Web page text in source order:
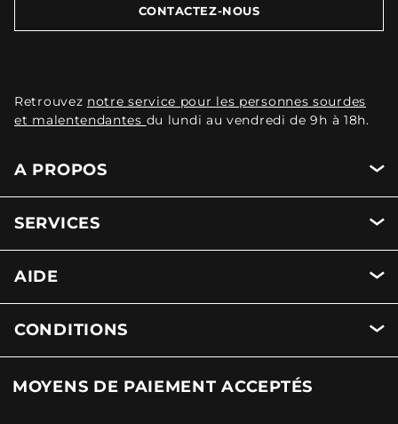
CONTACTEZ-NOUS
Retrouvez notre service pour les personnes sourdes
et malentendantes du lundi au vendredi de 9h à 18h.
A PROPOS
SERVICES
AIDE
CONDITIONS
MOYENS DE PAIEMENT ACCEPTÉS